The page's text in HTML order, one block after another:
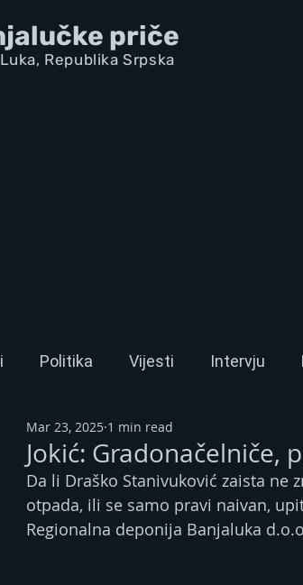
priče
Republika Srpska
Politika Vijesti Intervju
Jokić: Gradonačelniče,
Mar 23, 2025 1 min read
Da li Draško Stanivuković zaista ne
otpada, ili se samo pravi naivan,
Regionalna deponija Banjaluka